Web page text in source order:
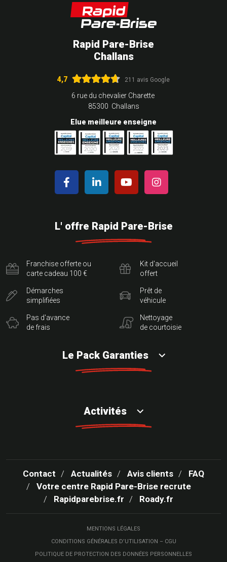
Rapid Pare-Brise
Challans
4,7 211 avis Google
6 rue du chevalier Charette
85300 Challans
Elue meilleure enseigne
L' offre Rapid Pare-Brise
Franchise offerte ou
carte cadeau 100 €
Démarches
simplifiées
Pas d'avance
de frais
Kit d'accueil
offert
Prêt de
véhicule
Nettoyage
de courtoisie
Le Pack Garanties
Activités
Contact Actualités Avis clients
FAQ
Votre centre Rapid Pare-Brise recrute
Rapidparebrise.fr
Roady.fr
MENTIONS LÉGALES
CONDITIONS GÉNÉRALES D’UTILISATION – CGU
POLITIQUE DE PROTECTION DES DONNÉES PERSONNELLES